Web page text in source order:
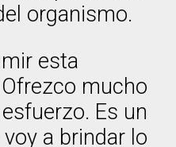
organismo.
esta
mucho
Es un
a brindar lo